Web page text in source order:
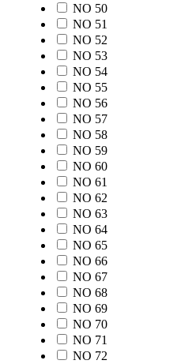
NO 50
NO 51
NO 52
NO 53
NO 54
NO 55
NO 56
NO 57
NO 58
NO 59
NO 60
NO 61
NO 62
NO 63
NO 64
NO 65
NO 66
NO 67
NO 68
NO 69
NO 70
NO 71
NO 72